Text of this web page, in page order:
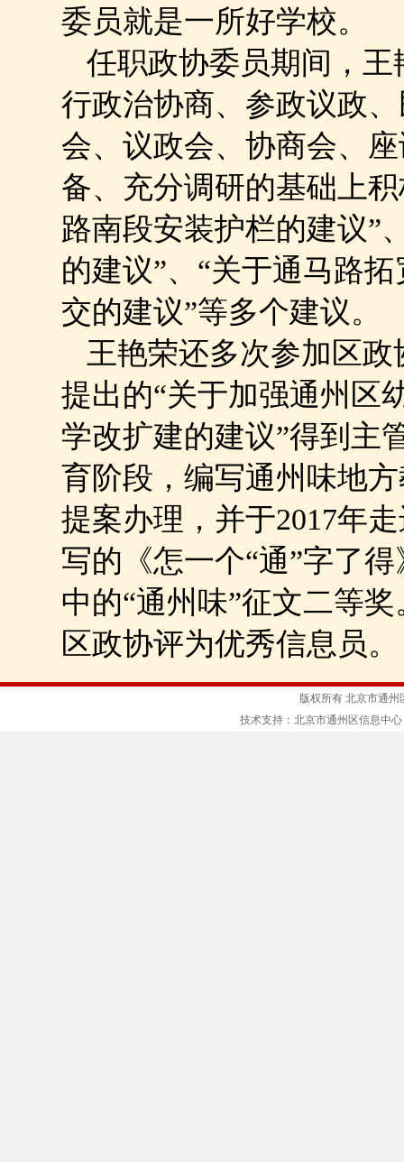
委员就是一所好学校。
任职政协委员期间，
行政治协商、参政议政
会、议政会、协商会、
备、充分调研的基础上
路南段安装护栏的建议”
的建议”、“关于通马路
交的建议”等多个建议。
王艳荣还多次参加区
提出的“关于加强通州区
学改扩建的建议”得到主
育阶段，编写通州味地
提案办理，并于2017年
写的《怎一个“通”字了
中的“通州味”征文二等
区政协评为优秀信息员。
版权所有 北京市通州
技术支持：北京市通州区信息中心